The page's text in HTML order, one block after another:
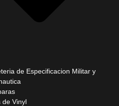
de Especificacion Militar y
de Vinyl